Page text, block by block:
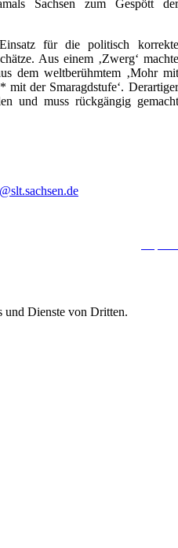
Sachsen zum Gespött der
für die politisch korrekte
Aus einem ‚Zwerg‘ machte
dem weltberühmtem ‚Mohr mit
mit der Smaragdstufe‘. Derartiger
und muss rückgängig gemacht
und Dienste von Dritten.